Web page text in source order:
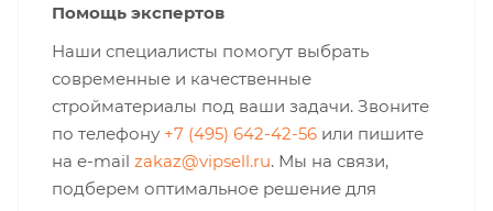
Помощь экспертов
Наши специалисты помогут выбрать
современные и качественные
стройматериалы под ваши задачи. Звоните
по телефону +7 (495) 642-42-56 или пишите
на e-mail zakaz@vipsell.ru. Мы на связи,
подберем оптимальное решение для